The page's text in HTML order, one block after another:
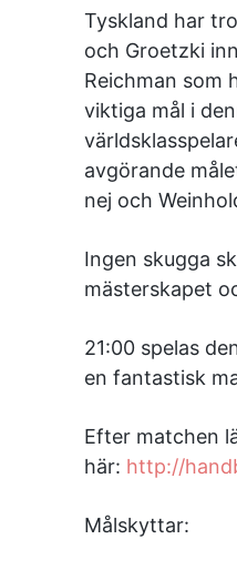
Tyskland har
och Groetzki
Reichman som
viktiga mål i
avgörande
nej och
Ingen skugga
mästerskapet
21:00 spelas
en fantastisk
Efter matchen
här: http://
Målskyttar: